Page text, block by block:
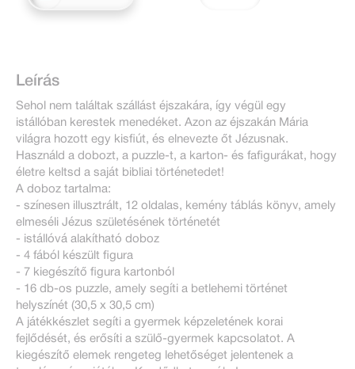
Leírás
Sehol nem találtak szállást éjszakára, így végül egy
istállóban kerestek menedéket. Azon az éjszakán Mária
világra hozott egy kisfiút, és elnevezte őt Jézusnak.
Használd a dobozt, a puzzle-t, a karton- és fafigurákat, hogy
életre keltsd a saját bibliai történetedet!
A doboz tartalma:
- színesen illusztrált, 12 oldalas, kemény táblás könyv, amely
elmeséli Jézus születésének történetét
- istállóvá alakítható doboz
- 4 fából készült figura
- 7 kiegészítő figura kartonból
- 16 db-os puzzle, amely segíti a betlehemi történet
helyszínét (30,5 x 30,5 cm)
A játékkészlet segíti a gyermek képzeletének korai
fejlődését, és erősíti a szülő-gyermek kapcsolatot. A
kiegészítő elemek rengeteg lehetőséget jelentenek a